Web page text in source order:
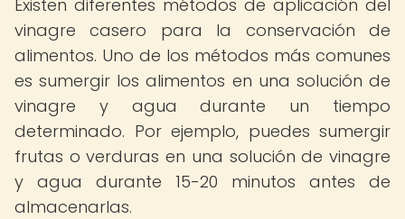
Existen diferentes métodos de aplicación del
vinagre casero para la conservación de
alimentos. Uno de los métodos más comunes
es sumergir los alimentos en una solución de
vinagre y agua durante un tiempo
determinado. Por ejemplo, puedes sumergir
frutas o verduras en una solución de vinagre
y agua durante 15-20 minutos antes de
almacenarlas.